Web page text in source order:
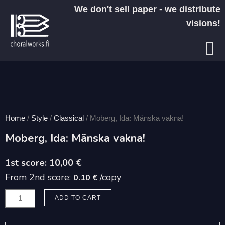
content
We don't sell paper - we distribute
visions!
Home / Style / Classical / Moberg, Ida: Mänska vakna!
Moberg, Ida: Mänska vakna!
10,00 €
From 2nd score: 0.10 € /copy
Moberg,
Ida:
ADD TO CART